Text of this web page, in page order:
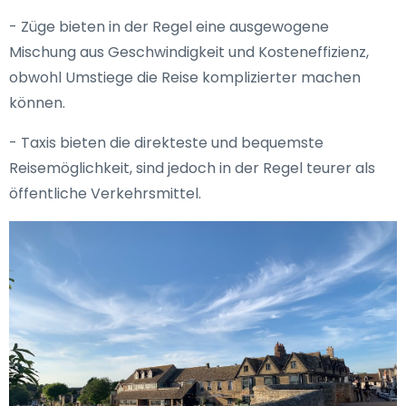
- Züge bieten in der Regel eine ausgewogene
Mischung aus Geschwindigkeit und Kosteneffizienz,
obwohl Umstiege die Reise komplizierter machen
können.
- Taxis bieten die direkteste und bequemste
Reisemöglichkeit, sind jedoch in der Regel teurer als
öffentliche Verkehrsmittel.